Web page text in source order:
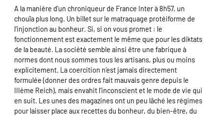
A la manière d’un chroniqueur de France Inter à 8h57, un
chouïa plus long. Un billet sur le matraquage protéiforme de
l’injonction au bonheur. Si, si on vous promet : le
fonctionnement est exactement le même que pour les diktats
de la beauté. La société semble ainsi être une fabrique à
normes dont nous sommes tous les artisans, plus ou moins
explicitement. La coercition n’est jamais directement
formulée (donner des ordres fait mauvais genre depuis le
IIIème Reich), mais envahit l’inconscient et le mode de vie qui
en suit. Les unes des magazines ont un peu lâché les régimes
pour laisser place aux recettes du bonheur, du bien-être, du